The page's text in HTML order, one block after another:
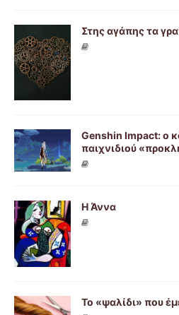
Στης αγάπης τα
Genshin Impact: ο
παιχνιδιού
Η Άννα
Το «ψαλίδι» που